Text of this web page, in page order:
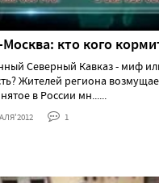
Москва: кто кого
Северный Кавказ - миф
Жителей региона
в России мн......
1